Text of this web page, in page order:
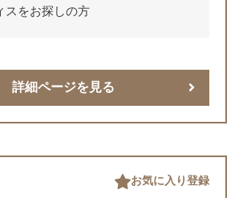
スをお探しの方
詳細ページを見る
お気に入り登録